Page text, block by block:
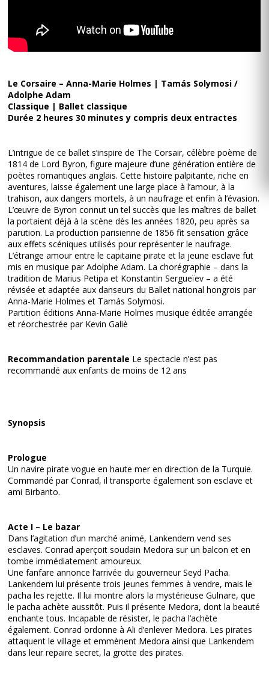
Le Corsaire – Anna-Marie Holmes | Tamás Solymosi /
Adolphe Adam
Classique | Ballet classique
Durée 2 heures 30 minutes y compris deux entractes
L’intrigue de ce ballet s’inspire de The Corsair, célèbre poème de
1814 de Lord Byron, figure majeure d’une génération entière de
poètes romantiques anglais. Cette histoire palpitante, riche en
aventures, laisse également une large place à l’amour, à la
trahison, aux dangers mortels, à un naufrage et enfin à l’évasion.
L’œuvre de Byron connut un tel succès que les maîtres de ballet
la portaient déjà à la scène dès les années 1820, peu après sa
parution. La production parisienne de 1856 fit sensation grâce
aux effets scéniques utilisés pour représenter le naufrage.
L’étrange amour entre le capitaine pirate et la jeune esclave fut
mis en musique par Adolphe Adam. La chorégraphie – dans la
tradition de Marius Petipa et Konstantin Sergueïev – a été
révisée et adaptée aux danseurs du Ballet national hongrois par
Anna-Marie Holmes et Tamás Solymosi.
Partition éditions Anna-Marie Holmes musique éditée arrangée
et réorchestrée par Kevin Galiè
Recommandation parentale Le spectacle n’est pas
recommandé aux enfants de moins de 12 ans
Synopsis
Prologue
Un navire pirate vogue en haute mer en direction de la Turquie.
Commandé par Conrad, il transporte également son esclave et
ami Birbanto.
Acte I – Le bazar
Dans l’agitation d’un marché animé, Lankendem vend ses
esclaves. Conrad aperçoit soudain Medora sur un balcon et en
tombe immédiatement amoureux.
Une fanfare annonce l’arrivée du gouverneur Seyd Pacha.
Lankendem lui présente trois jeunes femmes à vendre, mais le
pacha les rejette. Il lui montre alors la mystérieuse Gulnare, que
le pacha achète aussitôt. Puis il présente Medora, dont la beauté
enchante tous. Incapable de résister, le pacha l’achète
également. Conrad ordonne à Ali d’enlever Medora. Les pirates
attaquent le village et emmènent Medora ainsi que Lankendem
dans leur repaire secret, la grotte des pirates.